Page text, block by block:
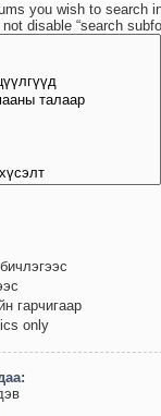
you wish to search
disable “search
гарчигаар
only